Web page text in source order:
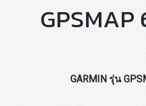
GARMIN รุ่น